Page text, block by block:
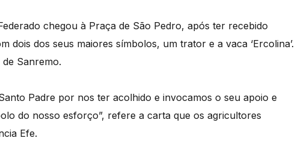
chegou à Praça de São Pedro, após ter recebido
dois dos seus maiores símbolos, um trator e a vaca ‘Ercolina’.
Sanremo.
Padre por nos ter acolhido e invocamos o seu apoio e
do nosso esforço”, refere a carta que os agricultores
Efe.